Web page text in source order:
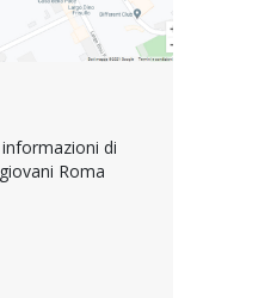
per
di
Roma